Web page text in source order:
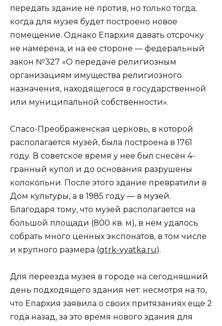
передать здание не против, но только тогда,
когда для музея будет построено новое
помещение. Однако Епархия давать отсрочку
не намерена, и на ее стороне — федеральный
закон №327 «О передаче религиозным
организациям имущества религиозного
назначения, находящегося в государственной
или муниципальной собственности».
Спасо-Преображенская церковь, в которой
располагается музей, была построена в 1761
году. В советское время у нее был снесён 4-
гранный купол и до основания разрушены
колокольни. После этого здание превратили в
Дом культуры, а в 1985 году — в музей.
Благодаря тому, что музей располагается на
большой площади (800 кв. м), в нем удалось
собрать много ценных экспонатов, в том числе
и крупного размера (gtrk-vyatka.ru).
Для переезда музея в городе на сегодняшний
день подходящего здания нет: несмотря на то,
что Епархия заявила о своих притязаниях еще 2
года назад, за это время нового здания для